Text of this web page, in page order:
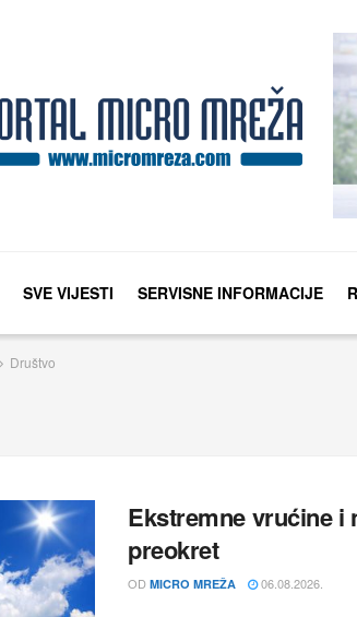
SVE VIJESTI SERVISNE INFORMACIJE
Društvo
Ekstremne vrućine i
preokret
OD MICRO MREŽA 06.08.2026.